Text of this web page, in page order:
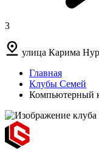
3
улица Карима
Главная
Клубы Семей
Компьютерный